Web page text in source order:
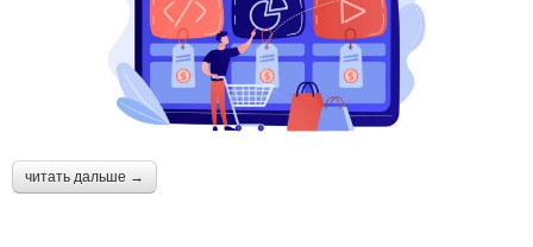
читать дальше →